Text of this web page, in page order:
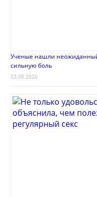
Ученые нашли
сильную боль
03.08.2026